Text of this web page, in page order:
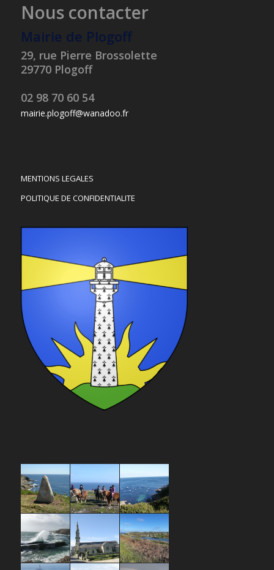
Nous contacter
Mairie de Plogoff
29, rue Pierre Brossolette
29770 Plogoff
02 98 70 60 54
mairie.plogoff@wanadoo.fr
MENTIONS LEGALES
POLITIQUE DE CONFIDENTIALITE